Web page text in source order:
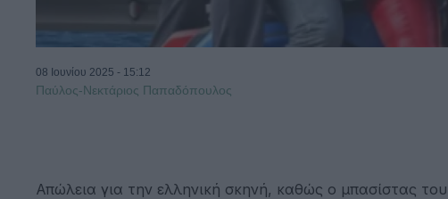
08 Ιουνίου 2025 - 15:12
Παύλος-Νεκτάριος Παπαδόπουλος
Απώλεια για την ελληνική σκηνή, καθώς ο μπασίστας